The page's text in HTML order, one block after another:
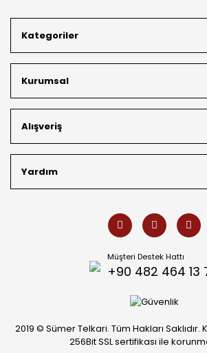
Mardin’in tarihi dokusunu yansıtan
bütçeye uygun
müşterilerimizin özel siparişlerini
hazırlıyor; köklü geçmişimizi
güvenle taşıyoruz.
Kategoriler
Kurumsal
Alışveriş
Yardım
Müşteri Destek Hattı
+90 482 464 13
2019 © Sümer Telkari. Tüm Hakları Saklıdır.
256Bit SSL sertifikası ile